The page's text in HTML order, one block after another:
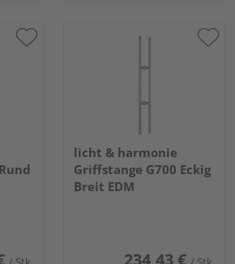
licht & harmonie
Griffstange G700 Eckig
Breit EDM
234,43 €